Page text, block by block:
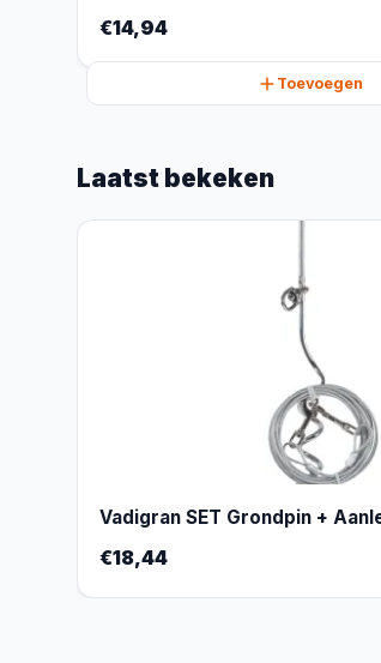
€14,94
Toevoegen
Laatst bekeken
Vadigran SET Grondpin +
€18,44